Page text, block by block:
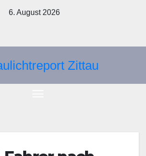
6. August 2026